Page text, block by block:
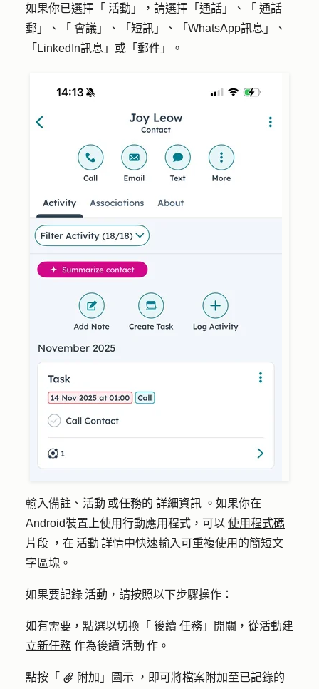
如果你已選擇「 活動」，請選擇「通話」、「 通話
郵」、「 會議」、「短訊」、「WhatsApp訊息」、
「LinkedIn訊息」或「郵件」。
輸入備註、活動 或任務的 詳細資訊 。如果你在
Android裝置上使用行動應用程式，可以 使用程式碼
片段 ，在 活動 詳情中快速輸入可重複使用的簡短文
字區塊。
如果要記錄 活動，請按照以下步驟操作：
如有需要，點選以切換「 後續 任務」開關，從活動建
立新任務 作為後續 活動 作。
點按「 attach 附加」圖示 ，即可將檔案附加至已記錄的